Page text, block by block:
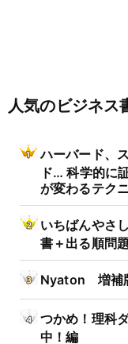
人気のビジネス
ハーバード、
ド… 科学的に
が変わるテク
いちばんやさ
書＋出る順問
Nyaton 増補
つかめ！理科
中！編